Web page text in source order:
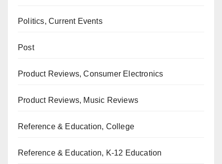
Politics, Current Events
Post
Product Reviews, Consumer Electronics
Product Reviews, Music Reviews
Reference & Education, College
Reference & Education, K-12 Education